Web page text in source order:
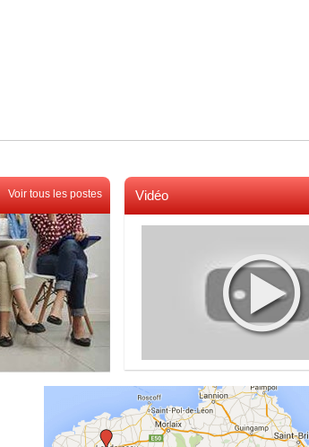
Voir tous les postes Vidéo